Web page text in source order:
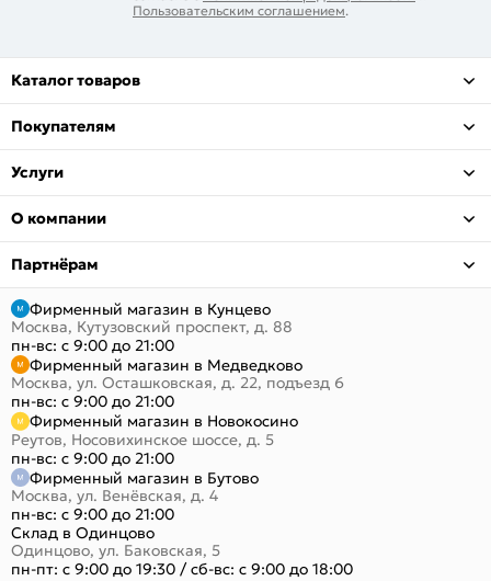
Пользовательским соглашением.
Каталог товаров
Покупателям
Услуги
О компании
Партнёрам
Фирменный магазин в Кунцево
Москва, Кутузовский проспект, д. 88
пн-вс: с 9:00 до 21:00
Фирменный магазин в Медведково
Москва, ул. Осташковская, д. 22, подъезд 6
пн-вс: с 9:00 до 21:00
Фирменный магазин в Новокосино
Реутов, Носовихинское шоссе, д. 5
пн-вс: с 9:00 до 21:00
Фирменный магазин в Бутово
Москва, ул. Венёвская, д. 4
пн-вс: с 9:00 до 21:00
Склад в Одинцово
Одинцово, ул. Баковская, 5
пн-пт: с 9:00 до 19:30 /сб-вс: с 9:00 до 18:00